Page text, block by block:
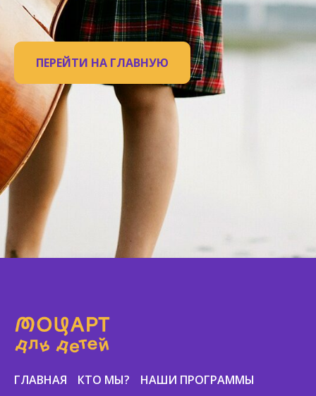
ПЕРЕЙТИ НА ГЛАВНУЮ
ГЛАВНАЯ КТО МЫ?
НАШИ ПРОГРАММЫ